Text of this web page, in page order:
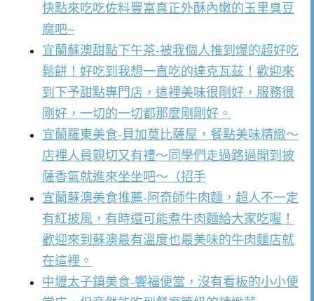
快點來吃吃佐料豐富真正外酥內嫩的玉里臭豆
腐吧~
宜蘭蘇澳甜點下午茶-被我個人推到爆的超好吃
鬆餅！好吃到我想一直吃的達克瓦茲！歡迎來
到下予甜點專門店，這裡美味很剛好，服務很
剛好，一切的一切都那麼剛剛好。
宜蘭羅東美食-貝加莫比薩屋，餐點美味精緻～
店裡人員親切又有禮～同學們走過路過聞到披
薩香氣就進來坐坐吧～（招手
宜蘭蘇澳美食推薦-阿奇師牛肉麵，超人不一定
有紅披風，有時還可能煮牛肉麵給大家吃喔！
歡迎來到蘇澳最有溫度也最美味的牛肉麵店就
在這裡。
中壢太子鎮美食-饗福便當，沒有看板的小小便